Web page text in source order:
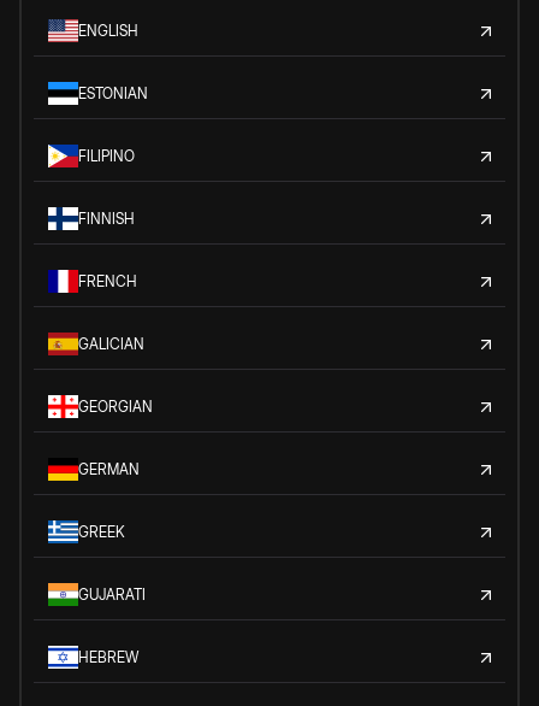
ENGLISH
ESTONIAN
FILIPINO
FINNISH
FRENCH
GALICIAN
GEORGIAN
GERMAN
GREEK
GUJARATI
HEBREW